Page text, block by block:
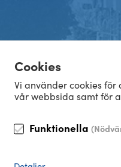
Cookies
Vi använder cookies
vår webbsida samt för
Funktionella